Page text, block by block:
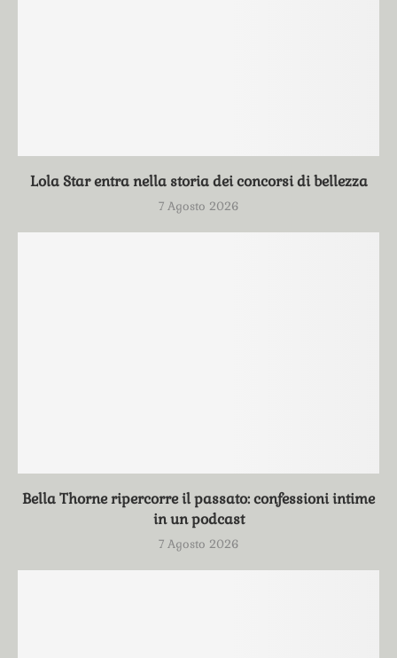
Lola Star entra nella storia dei concorsi di bellezza
7 Agosto 2026
Bella Thorne ripercorre il passato: confessioni intime
in un podcast
7 Agosto 2026